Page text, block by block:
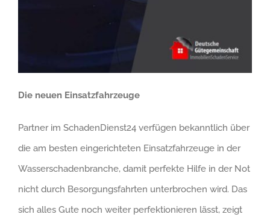
Die neuen Einsatzfahrzeuge
Partner im SchadenDienst24 verfügen bekanntlich über
die am besten eingerichteten Einsatzfahrzeuge in der
Wasserschadenbranche, damit perfekte Hilfe in der Not
nicht durch Besorgungsfahrten unterbrochen wird. Das
sich alles Gute noch weiter perfektionieren lässt, zeigt